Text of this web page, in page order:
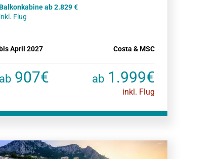
ab 2.829 €
inkl. Flug
bis April 2027 Costa & MSC
ab 907€ ab 1.999€
inkl. Flug